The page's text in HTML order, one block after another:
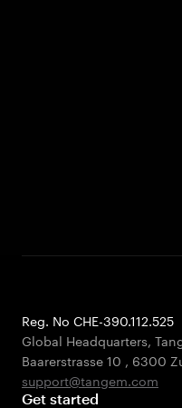
Reg. No CHE-390.112.525
Global Headquarters,
Baarerstrasse 10 , 6300
support@tangem.com
Get started